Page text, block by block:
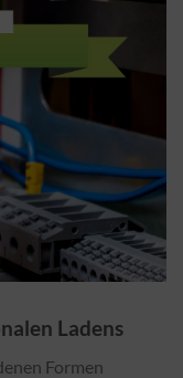
Ladens
Formen